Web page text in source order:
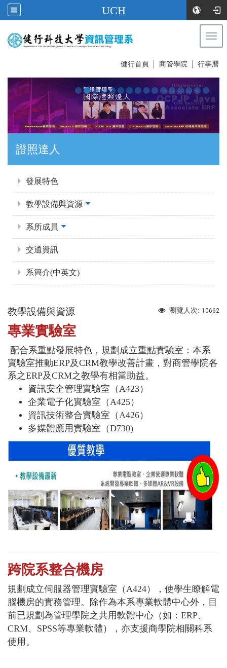
UCH
健行首頁 商管學院 行事曆
證照達人
發展特色
教學設備與資源
系所成員
交通資訊
系簡介(中英文)
瀏覽人次: 10662
教學設備與資源
專業實驗室
配合系重點發展特色，規劃成立重點實驗室： 本系
實驗室推動ERP及CRM教學改善計畫，對商管學院各
系之ERP及CRM之教學有相當助益。
資訊安全管理實驗室（A423）
企業電子化實驗室（A425）
資訊技術整合實驗室（A426）
多媒體應用實驗室（D730)
跨院系整合機房
規劃成立伺服器管理實驗室（A424），使學生瞭解電
腦機房的實務管理。除作為本系專業軟體中心外，目
前已規劃為管理學院之共用軟體中心（如：ERP、
CRM、SPSS等專業軟體），亦支援商學院相關科系
使用。